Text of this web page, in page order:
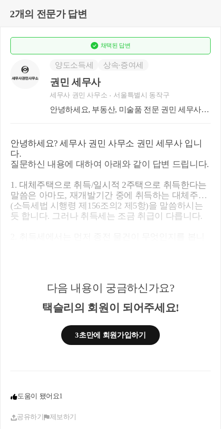
2개의 전문가 답변
채택된 답변
양도소득세 상속∙증여세
권민 세무사
세무사 권민 사무소 서울특별시 동작구
안녕하세요, 부동산, 미술품 전문 권민 세무사입
안녕하세요? 세무사 권민 사무소 권민 세무사 입니
다.
질문하신 내용에 대하여 아래와 같이 답변 드립니다.
1. 대체주택으로 취득/일시적 2주택으로 취득한다는
말씀은 아마도, 재개발기간 중에 취득하는 대체주택
(소득세법 시행령 제156조의2 제5항)을 말씀하시는
듯 합니다. 그러나 취득세는 조금 취급이 다릅니다.
년) 이내에 종전 주택을 팔아야 합니다. 재개발에서
신규 주택을 취득하고 3년 (조정지역 1년) 이내에 종
2) 만약 종전 주택이 멸실까지 된 상태라면? -> 기간
의 기산점이 뒤로 밀리고, 종전 주택 아닌 신규 주택
을 팔아도 되게 됩니다.
신규 주택을 취득한 뒤, [종전 주택이 완성되고 나서]
다음 내용이 궁금하신가요?
택슬리의 회원이 되어주세요!
3초만에 회원가입하기
도움이 됐어요1
공유하기 제보하기